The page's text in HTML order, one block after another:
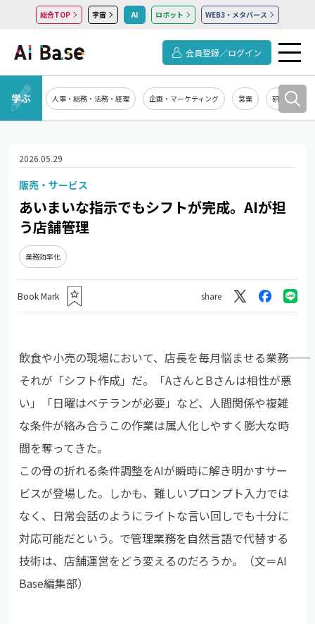
総合TOP 宇宙 AI ロボット WEB3・メタバース
会員登録／ログイン
学ぶ 人事・総務・法務・経理 企画・マーケティング 営業 研究開発
2026.05.29
販売・サービス
あいまいな指示でもシフトが完成。AIが担
う店舗管理
業務効率化
Book Mark share
飲食や小売の現場において、店長を毎月悩ませる業務――
それが「シフト作成」だ。「AさんとBさんは相性が悪
い」「日曜はベテランが必要」など、人間関係や複雑
な条件が絡み合うこの作業は属人化しやすく膨大な時
間を奪ってきた。
この骨の折れる条件調整をAIが瞬時に解き明かすサー
ビスが登場した。しかも、難しいプロンプト入力では
なく、日常会話のようにライトな言い回しでも十分に
対応可能だという。で管理業務を自然言語で代替する
技術は、店舗運営をどう変えるのだろうか。（文＝AI
Base編集部）